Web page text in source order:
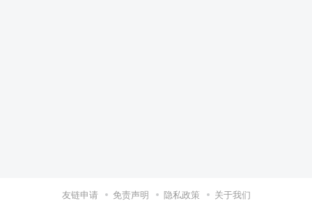
友链申请 免责声明 隐私政策 关于我们